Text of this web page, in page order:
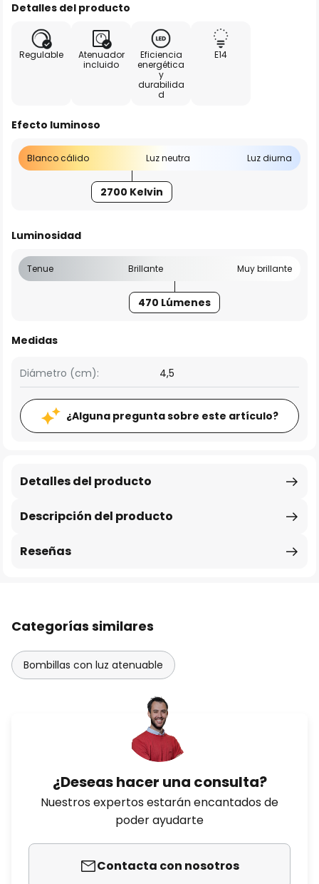
Detalles del producto
Regulable
Atenuador
incluido
Eficiencia
energética
y
durabilida
d
E14
Efecto luminoso
Blanco cálido Luz neutra Luz diurna
2700 Kelvin
Luminosidad
Tenue Brillante Muy brillante
470 Lúmenes
Medidas
Diámetro (cm): 4,5
¿Alguna pregunta sobre este artículo?
Descripción del producto
Detalles del producto
Reseñas
Categorías similares
Bombillas con luz atenuable
¿Deseas hacer una consulta?
Nuestros expertos estarán encantados de
poder ayudarte
Contacta con nosotros